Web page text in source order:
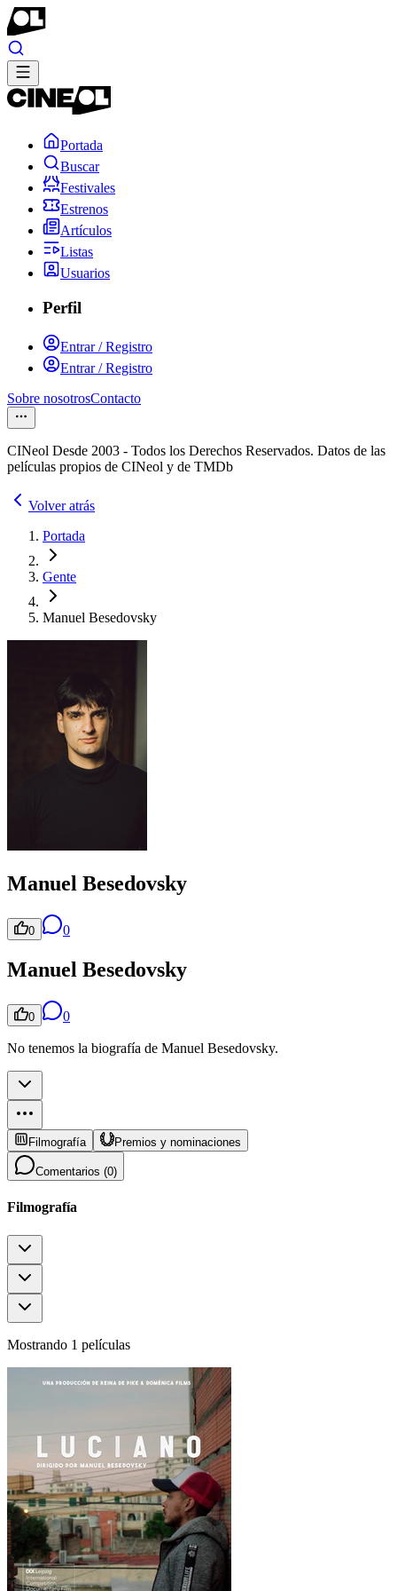
Portada
Buscar
Festivales
Estrenos
Artículos
Listas
Usuarios
Perfil
Entrar / Registro
Entrar / Registro
Sobre nosotrosContacto
CINeol Desde 2003 - Todos los Derechos Reservados. Datos de las
películas propios de CINeol y de TMDb
Volver atrás
Portada
Gente
Manuel Besedovsky
Manuel Besedovsky
0 0
Manuel Besedovsky
0 0
No tenemos la biografía de Manuel Besedovsky.
Filmografía Premios y nominaciones
Comentarios (0)
Filmografía
Mostrando 1 películas